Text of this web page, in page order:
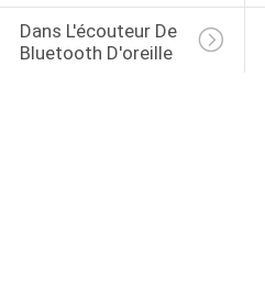
Dans L'écouteur De
Bluetooth D'oreille